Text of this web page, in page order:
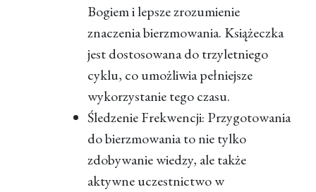
Bogiem i lepsze zrozumienie
znaczenia bierzmowania. Książeczka
jest dostosowana do trzyletniego
cyklu, co umożliwia pełniejsze
wykorzystanie tego czasu.
Śledzenie Frekwencji: Przygotowania
do bierzmowania to nie tylko
zdobywanie wiedzy, ale także
aktywne uczestnictwo w